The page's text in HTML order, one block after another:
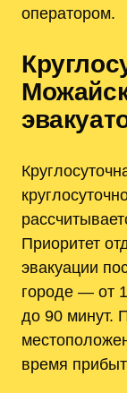
оператором.
Приоритет
эвакуации
городе — от
до 90 минут.
время